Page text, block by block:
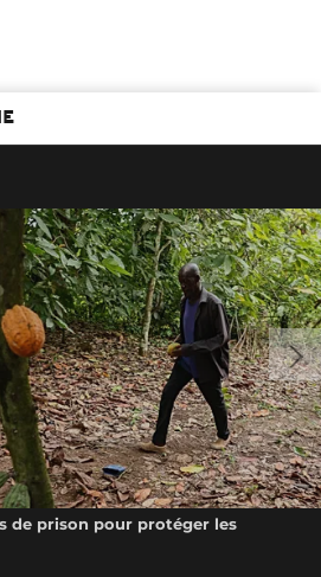
de prison pour protéger les